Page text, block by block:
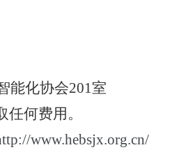
能化协会201室
何费用。
www.hebsjx.org.cn/